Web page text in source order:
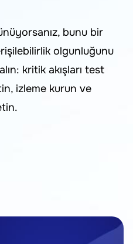
bunu bir
olgunluğunu
kritik akışları test
izleme kurun ve